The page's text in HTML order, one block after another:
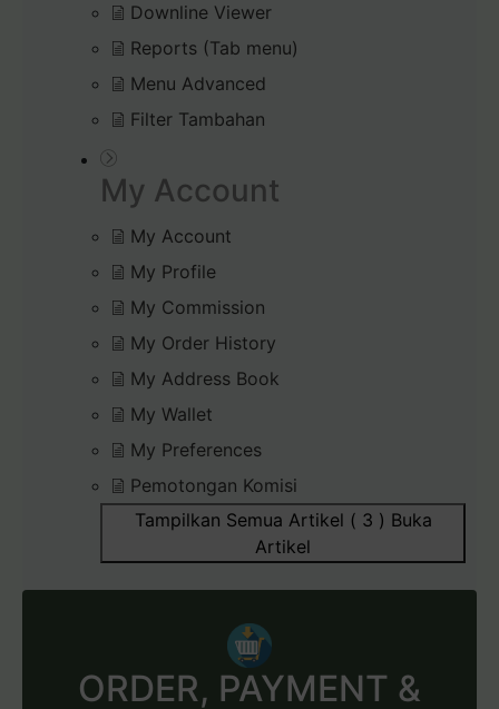
Downline Viewer
Reports (Tab menu)
Menu Advanced
Filter Tambahan
My Account
My Account
My Profile
My Commission
My Order History
My Address Book
My Wallet
My Preferences
Pemotongan Komisi
Tampilkan Semua Artikel ( 3 ) Buka
Artikel
ORDER, PAYMENT &